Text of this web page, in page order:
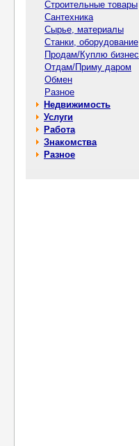
Строительные товары
Сантехника
Сырье, материалы
Станки, оборудование
Продам/Куплю бизнес
Отдам/Приму даром
Обмен
Разное
Недвижимость
Услуги
Работа
Знакомства
Разное